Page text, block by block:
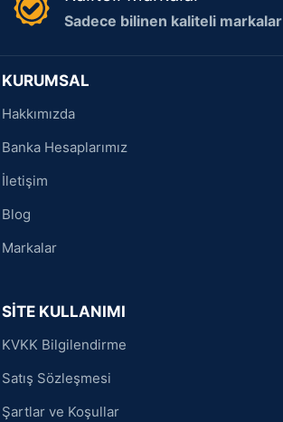
Sadece bilinen kaliteli markalar
KURUMSAL
Hakkımızda
Banka Hesaplarımız
İletişim
Blog
Markalar
SİTE KULLANIMI
KVKK Bilgilendirme
Satış Sözleşmesi
Şartlar ve Koşullar